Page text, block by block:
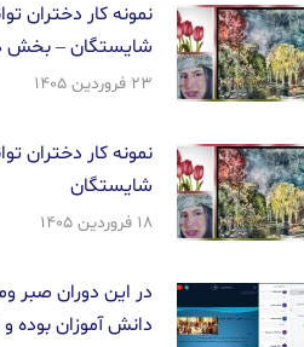
نمونه کار دختران
شایستگان – بخش
۲۳ فروردین ۱۴۰۵
نمونه کار دختران
شایستگان
۱۸ فروردین ۱۴۰۵
در این دوران صبر
دانش آموزان بوده